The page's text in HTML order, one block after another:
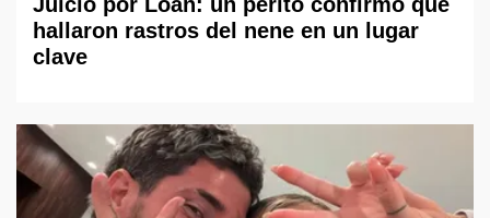
hallaron rastros del nene en un lugar
clave